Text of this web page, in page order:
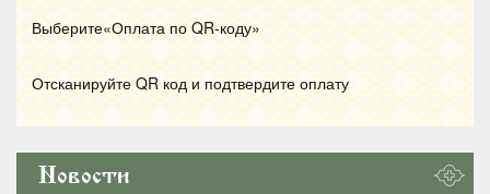
Выберите«Оплата по QR-коду»
Отсканируйте QR код и подтвердите оплату
Новости